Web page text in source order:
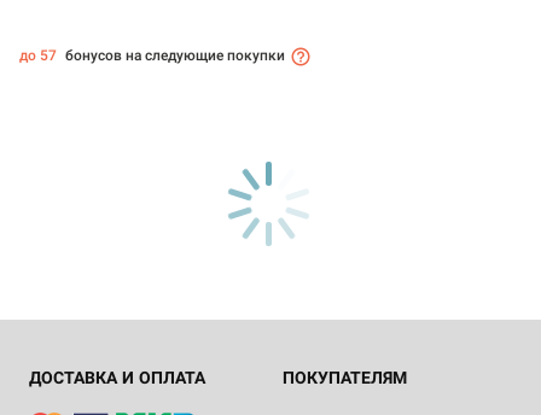
до 57 бонусов на следующие покупки
ДОСТАВКА И ОПЛАТА ПОКУПАТЕЛЯМ